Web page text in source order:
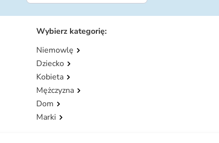
Wybierz kategorię:
Niemowlę
Dziecko
Kobieta
Mężczyzna
Dom
Marki